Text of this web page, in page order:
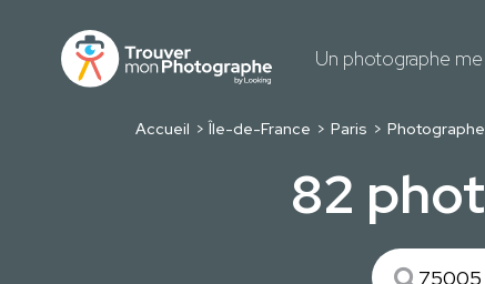
Un photographe
Accueil Île-de-France Paris
82